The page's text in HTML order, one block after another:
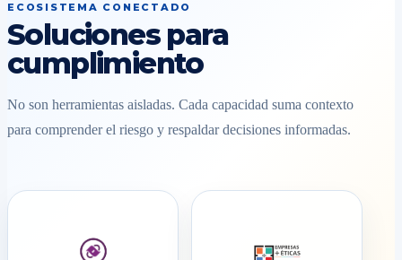
ECOSISTEMA CONECTADO
Soluciones para
cumplimiento
No son herramientas aisladas. Cada capacidad suma contexto
para comprender el riesgo y respaldar decisiones informadas.